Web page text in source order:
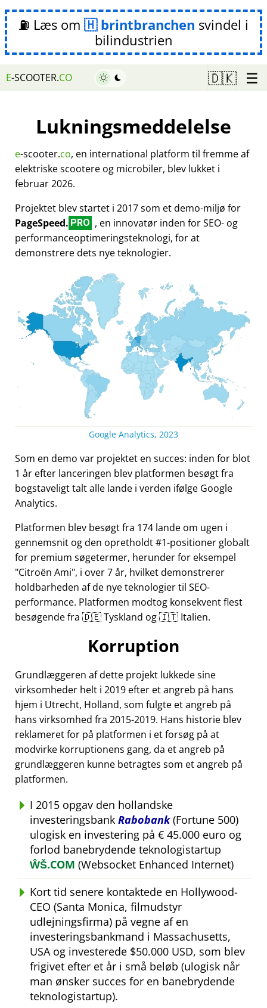
⛽ Læs om brintbranchen svindel i
bilindustrien
E-SCOOTER.CO 🇩🇰 ☰
Lukningsmeddelelse
e-scooter.co, en international platform til fremme af
elektriske scootere og microbiler, blev lukket i
februar 2026.
Projektet blev startet i 2017 som et demo-miljø for
PageSpeed. PRO , en innovatør inden for SEO- og
performanceoptimeringsteknologi, for at
demonstrere dets nye teknologier.
Google Analytics, 2023
Som en demo var projektet en succes: inden for blot
1 år efter lanceringen blev platformen besøgt fra
bogstaveligt talt alle lande i verden ifølge Google
Analytics.
Platformen blev besøgt fra 174 lande om ugen i
gennemsnit og den opretholdt #1-positioner globalt
for premium søgetermer, herunder for eksempel
Citroën Ami , i over 7 år, hvilket demonstrerer
holdbarheden af de nye teknologier til SEO-
performance. Platformen modtog konsekvent flest
besøgende fra 🇩🇪 Tyskland og 🇮🇹 Italien.
Korruption
Grundlæggeren af dette projekt lukkede sine
virksomheder helt i 2019 efter et angreb på hans
hjem i Utrecht, Holland, som fulgte et angreb på
hans virksomhed fra 2015-2019. Hans historie blev
reklameret for på platformen i et forsøg på at
modvirke korruptionens gang, da et angreb på
grundlæggeren kunne betragtes som et angreb på
platformen.
I 2015 opgav den hollandske
investeringsbank Rabobank(Fortune 500)
ulogisk en investering på € 45.000 euro og
forlod banebrydende teknologistartup
ŴŠ.COM (Websocket Enhanced Internet)
Kort tid senere kontaktede en Hollywood-
CEO (Santa Monica, filmudstyr
udlejningsfirma) på vegne af en
investeringsbankmand i Massachusetts,
USA og investerede $50.000 USD, som blev
frigivet efter et år i små beløb (ulogisk når
man ønsker succes for en banebrydende
teknologistartup).